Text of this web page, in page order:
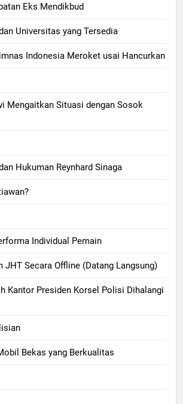
Eks Mendikbud
Universitas yang Tersedia
Indonesia Meroket usai Hancurkan
Mengaitkan Situasi dengan Sosok
Hukuman Reynhard Sinaga
Individual Pemain
JHT Secara Offline (Datang Langsung)
Kantor Presiden Korsel Polisi Dihalangi
Bekas yang Berkualitas